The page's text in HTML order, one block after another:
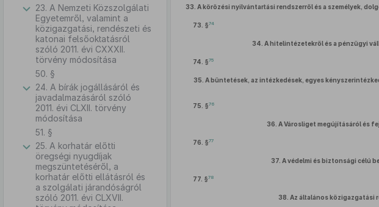
23. A Nemzeti Közszolgálati
Egyetemről, valamint a
közigazgatási, rendészeti és
katonai felsőoktatásról
szóló 2011. évi CXXXII.
törvény módosítása
50. §
24. A bírák jogállásáról és
javadalmazásáról szóló
2011. évi CLXII. törvény
módosítása
51. §
25. A korhatár előtti
öregségi nyugdíjak
megszüntetéséről, a
korhatár előtti ellátásról és
a szolgálati járandóságról
szóló 2011. évi CLXVII.
33. A körözési nyilvántartási rendszerről és a személyek,
73. §74
34. A hitelintézetekről és a pénzügyi
74. §75
35. A büntetések, az intézkedések, egyes
75. §76
36. A Városliget megújításáról és
76. §77
37. A védelmi és biztonsági célú
77. §78
38. Az általános közigazgatási